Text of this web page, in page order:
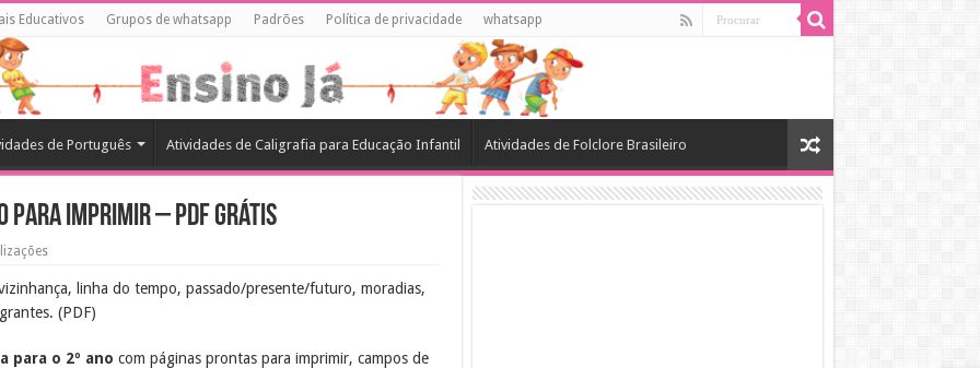
Educativos Grupos de whatsapp Padrões Política de privacidade whatsapp
de Português Atividades de Caligrafia para Educação Infantil Atividades de Folclore Brasileiro
para Imprimir – PDF Grátis
linha do tempo, passado/presente/futuro, moradias,
(PDF)
para o 2º ano com páginas prontas para imprimir, campos de